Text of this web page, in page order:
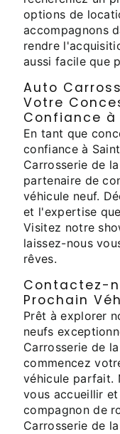
options de
accompagnons
rendre
aussi facile que
Auto
Votre
Confiance
En tant que
confiance à
Carrosserie de
partenaire de
véhicule neuf.
et l'expertise
Visitez notre
laissez-nous
rêves.
Contactez-
Prochain
Prêt à explorer
neufs
Carrosserie de
commencez
véhicule parfait.
vous accueillir
compagnon de
Carrosserie de